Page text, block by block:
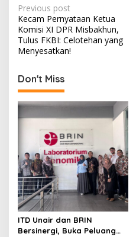
P
o
s
t
n
a
v
a
t
i
o
n
Previous post
Kecam Pernyataan Ketua
Komisi XI DPR Misbakhun,
Tulus FKBI: Celotehan yang
Menyesatkan!
Don't Miss
ITD Unair dan BRIN
Bersinergi, Buka Peluang